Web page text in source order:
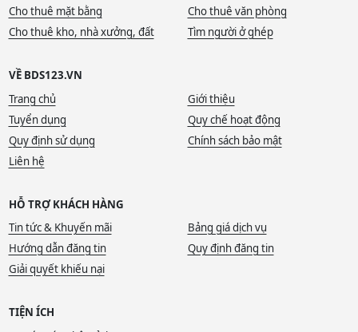
Cho thuê mặt bằng
Cho thuê văn phòng
Cho thuê kho, nhà xưởng, đất
Tìm người ở ghép
VỀ BDS123.VN
Trang chủ
Giới thiệu
Tuyển dụng
Quy chế hoạt động
Quy định sử dụng
Chính sách bảo mật
Liên hệ
HỖ TRỢ KHÁCH HÀNG
Tin tức & Khuyến mãi
Bảng giá dịch vụ
Hướng dẫn đăng tin
Quy định đăng tin
Giải quyết khiếu nại
TIỆN ÍCH